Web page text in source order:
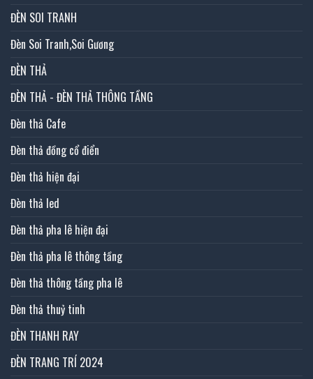
ĐÈN SOI TRANH
Đèn Soi Tranh,Soi Gương
ĐÈN THẢ
ĐÈN THẢ - ĐÈN THẢ THÔNG TẦNG
Đèn thả Cafe
Đèn thả đồng cổ điển
Đèn thả hiện đại
Đèn thả led
Đèn thả pha lê hiện đại
Đèn thả pha lê thông tầng
Đèn thả thông tầng pha lê
Đèn thả thuỷ tinh
ĐÈN THANH RAY
ĐÈN TRANG TRÍ 2024